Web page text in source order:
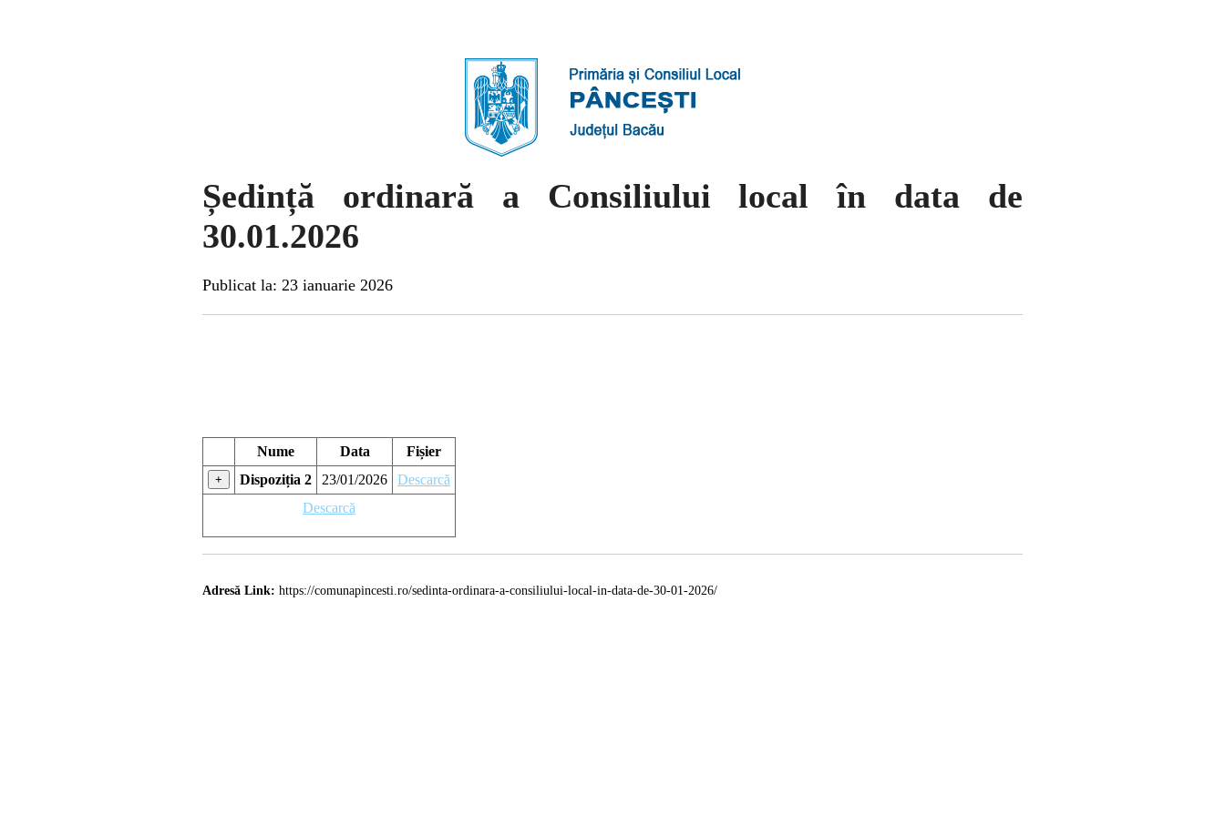
Ședință ordinară a Consiliului local în data de
30.01.2026
Publicat la: 23 ianuarie 2026
Nume Data Fișier
+ Dispoziția 2 23/01/2026
Descarcă
Descarcă
Adresă Link: https://comunapincesti.ro/sedinta-ordinara-a-consiliului-local-in-data-de-30-01-2026/